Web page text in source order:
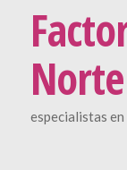
Norte
especialistas